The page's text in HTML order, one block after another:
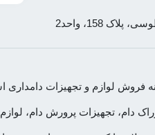
158، واحد2
زمینه فروش لوازم و تجهیزات
دام، تجهیزات پرورش